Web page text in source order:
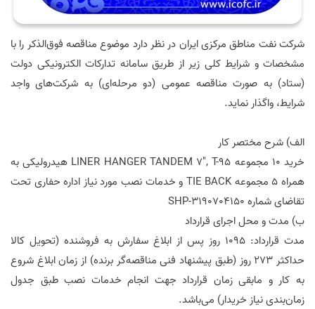
شرکت نفت مناطق مرکزی ایران در نظر دارد موضوع مناقصه فوق‌الذکر را با
مشخصات و شرایط کلی زیر از طریق سامانه تدارکات الکترونیکی دولت
(ستاد) به صورت مناقصه عمومی (دو مرحله‌ای) به شرکت‌های واجد
شرایط، واگذار نماید.
الف) شرح مختصر کار
خرید 10 مجموعه
LINER HANGER TANDEM 7", T-95 هیدرولیکی به
همراه 5 مجموعه
TIE BACK و خدمات نصب مورد نیاز اداره حفاری تحت
تقاضای شماره SHP-3190704150
ب) مدت و محل اجرای قرارداد
مدت قرارداد: 1095 روز پس از ابلاغ سفارش به فروشنده (تحویل کالا
حداکثر 273 روز (طبق پیشنهاد فنی مناقصه‌گر برنده) از زمان ابلاغ شروع
به کار و مابقی زمان قرارداد جهت انجام خدمات نصب طبق جدول
زمان‌بندی نیاز خریدار) می‌باشد.